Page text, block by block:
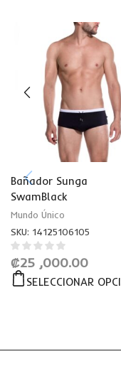
Bañador Sunga
SwamBlack
Mundo Único
SKU: 14125106105
₡25 ,000.00
SELECCIONAR